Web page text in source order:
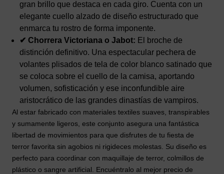
gran brillo que destaca en cada giro. Cuenta con un
elegante cuello alzado de diseño estructurado que
enmarca tu rostro de forma imponente.
✔ Chorrera Victoriana o Jabot: El broche de
distinción definitivo. Una espectacular pechera de
volantes plisados de tela de color blanco satinado que
se coloca sobre el cuello de la camisa, aportando
volumen, sofisticación y ese inconfundible aire
aristocrático de las grandes dinastías de vampiros.
Al estar fabricado con materiales textiles suaves, transpirables
y sumamente ligeros, este conjunto asegura una fantástica
libertad de movimientos para que disfrutes de tu fiesta de
terror favorita sin agobios ni rigideces molestas. Su diseño es
perfecto para coordinar con maquillaje de terror, colmillos de
plástico o sangre artificial. Encuéntralo al mejor precio de